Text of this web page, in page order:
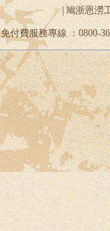
| 鳩浙恩澇
免付費服務專線 ：0800-